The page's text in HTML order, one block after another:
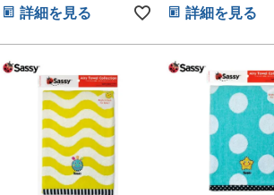
詳細を見る 詳細を見る